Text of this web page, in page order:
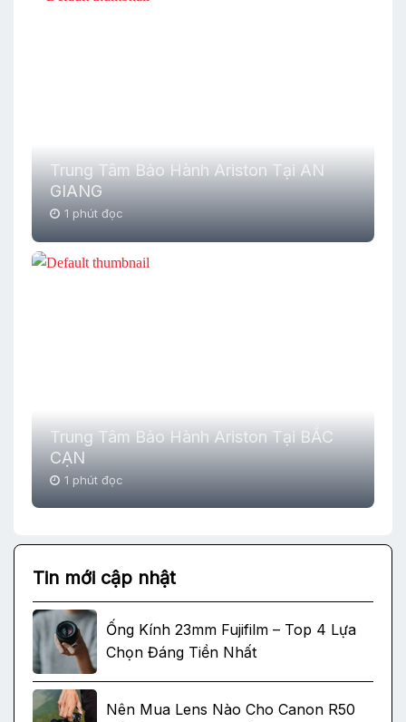
Trung Tâm Bảo Hành Ariston Tại AN
GIANG
1 phút đọc
Trung Tâm Bảo Hành Ariston Tại BẮC
CẠN
1 phút đọc
Tin mới cập nhật
Ống Kính 23mm Fujifilm – Top 4 Lựa
Chọn Đáng Tiền Nhất
Nên Mua Lens Nào Cho Canon R50